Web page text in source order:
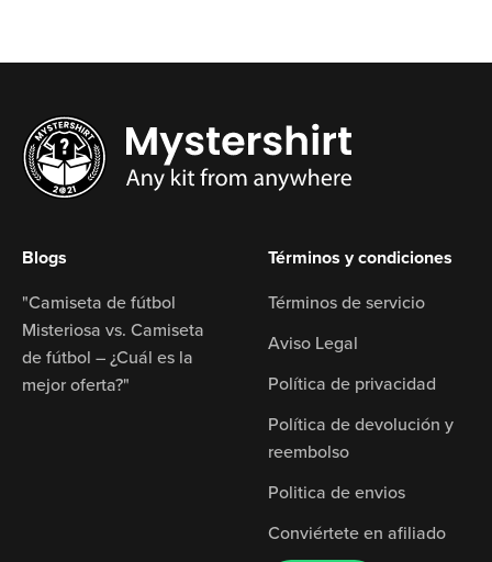
Blogs
"Camiseta de fútbol
Misteriosa vs. Camiseta
de fútbol – ¿Cuál es la
mejor oferta?"
Términos y condiciones
Términos de servicio
Aviso Legal
Política de privacidad
Política de devolución y
reembolso
Politica de envios
Conviértete en afiliado